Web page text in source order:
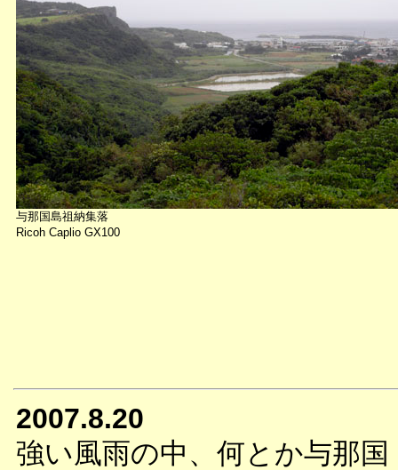
与那国島祖納集落
Ricoh Caplio GX100
2007.8.20
強い風雨の中、何とか与那国